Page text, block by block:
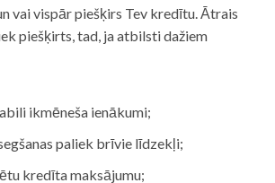
vai vispār piešķirs Tev kredītu. Ātrais
piešķirts, tad, ja atbilsti dažiem
ikmēneša ienākumi;
paliek brīvie līdzekļi;
kredīta maksājumu;